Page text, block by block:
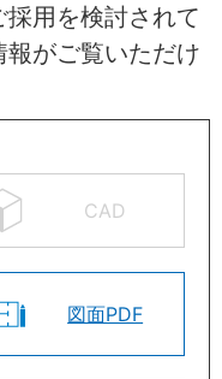
用を検討されて
がご覧いただけ
CAD
図面PDF